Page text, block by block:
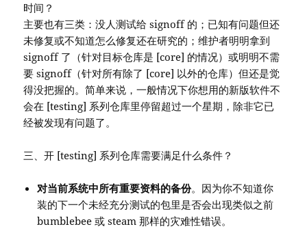
时间？
主要也有三类：没人测试给 signoff 的；已知有问题但还
未修复或不知道怎么修复还在研究的；维护者明明拿到
signoff 了（针对目标仓库是 [core] 的情况）或明明不需
要 signoff（针对所有除了 [core] 以外的仓库）但还是觉
得没把握的。简单来说，一般情况下你想用的新版软件不
会在 [testing] 系列仓库里停留超过一个星期，除非它已
经被发现有问题了。
三、开 [testing] 系列仓库需要满足什么条件？
对当前系统中所有重要资料的备份。因为你不知道你
装的下一个未经充分测试的包里是否会出现类似之前
bumblebee 或 steam 那样的灾难性错误。